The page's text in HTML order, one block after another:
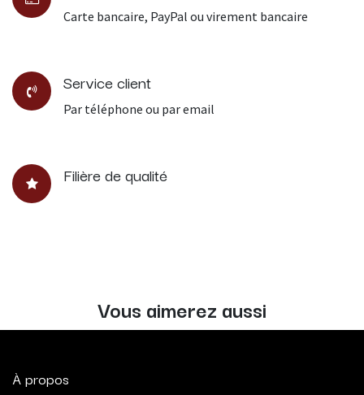
Carte bancaire, PayPal ou virement bancaire
Service client
Par téléphone ou par email
Filière de qualité
Vous aimerez aussi
À propos